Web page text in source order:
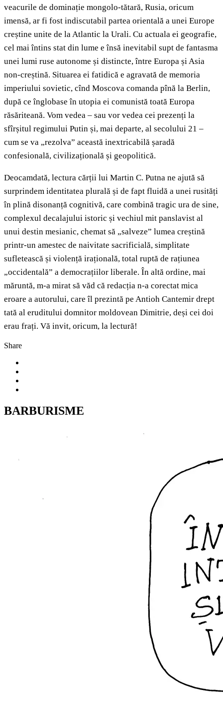
veacurile de dominație mongolo-tătară, Rusia, oricum
imensă, ar fi fost indiscutabil partea orientală a unei Europe
creștine unite de la Atlantic la Urali. Cu actuala ei geografie,
cel mai întins stat din lume e însă inevitabil supt de fantasma
unei lumi ruse autonome și distincte, între Europa și Asia
non-creștină. Situarea ei fatidică e agravată de memoria
imperiului sovietic, cînd Moscova comanda pînă la Berlin,
după ce înglobase în utopia ei comunistă toată Europa
răsăriteană. Vom vedea – sau vor vedea cei prezenți la
sfîrșitul regimului Putin și, mai departe, al secolului 21 –
cum se va „rezolva” această inextricabilă șaradă
confesională, civilizațională și geopolitică.
Deocamdată, lectura cărții lui Martin C. Putna ne ajută să
surprindem identitatea plurală și de fapt fluidă a unei rusități
în plină disonanță cognitivă, care combină tragic ura de sine,
complexul decalajului istoric și vechiul mit panslavist al
unui destin mesianic, chemat să „salveze” lumea creștină
printr-un amestec de naivitate sacrificială, simplitate
sufletească și violență irațională, total ruptă de rațiunea
„occidentală” a democrațiilor liberale. În altă ordine, mai
măruntă, m-a mirat să văd că redacția n-a corectat mica
eroare a autorului, care îl prezintă pe Antioh Cantemir drept
tată al eruditului domnitor moldovean Dimitrie, deși cei doi
erau frați. Vă invit, oricum, la lectură!
Share
BARBURISME